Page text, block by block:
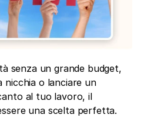
senza un grande budget,
nicchia o lanciare un
al tuo lavoro, il
una scelta perfetta.